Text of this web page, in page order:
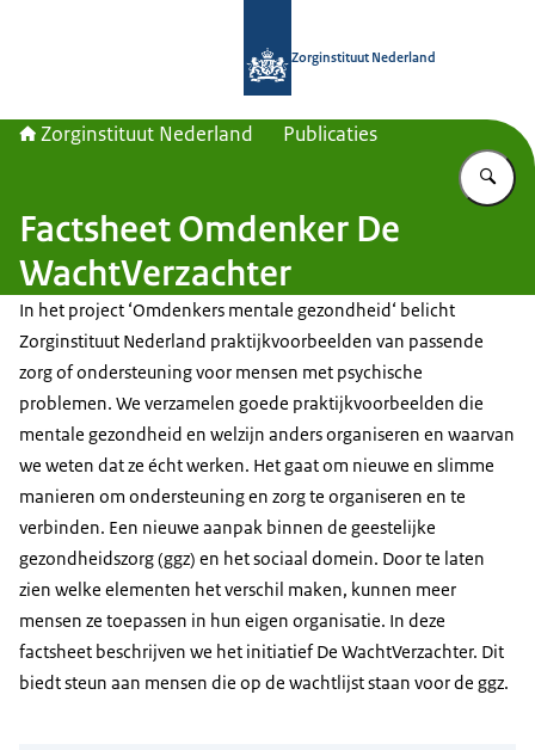
Zorginstituut Nederland
Zorginstituut Nederland Publicaties
Factsheet Omdenker De
WachtVerzachter
In het project ‘Omdenkers mentale gezondheid‘ belicht
Zorginstituut Nederland praktijkvoorbeelden van passende
zorg of ondersteuning voor mensen met psychische
problemen. We verzamelen goede praktijkvoorbeelden die
mentale gezondheid en welzijn anders organiseren en waarvan
we weten dat ze écht werken. Het gaat om nieuwe en slimme
manieren om ondersteuning en zorg te organiseren en te
verbinden. Een nieuwe aanpak binnen de geestelijke
gezondheidszorg (ggz) en het sociaal domein. Door te laten
zien welke elementen het verschil maken, kunnen meer
mensen ze toepassen in hun eigen organisatie. In deze
factsheet beschrijven we het initiatief De WachtVerzachter. Dit
biedt steun aan mensen die op de wachtlijst staan voor de ggz.